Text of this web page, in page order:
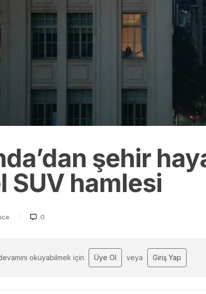
şehir
SUV hamlesi
0
okuyabilmek için Üye Ol veya Giriş Yap